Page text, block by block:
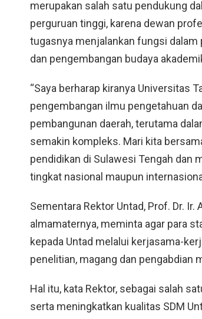
merupakan salah satu pendukung
perguruan tinggi, karena dewan
tugasnya menjalankan fungsi dalam
dan pengembangan budaya
“Saya berharap kiranya Universitas
pengembangan ilmu pengetahuan
pembangunan daerah, terutama
semakin kompleks. Mari kita
pendidikan di Sulawesi Tengah dan
tingkat nasional maupun
Sementara Rektor Untad, Prof. Dr. Ir.
almamaternya, meminta agar para
kepada Untad melalui kerjasama-
penelitian, magang dan pengabdian
Hal itu, kata Rektor, sebagai salah
serta meningkatkan kualitas SDM